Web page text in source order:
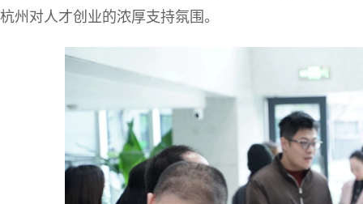
杭州对人才创业的浓厚支持氛围。